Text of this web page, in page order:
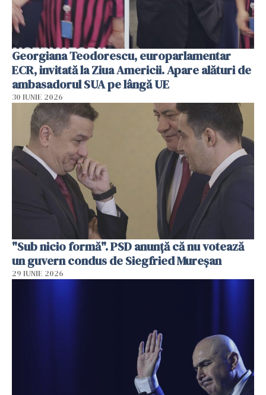
Georgiana Teodorescu, europarlamentar
ECR, invitată la Ziua Americii. Apare alături de
ambasadorul SUA pe lângă UE
30 IUNIE 2026
"Sub nicio formă". PSD anunţă că nu votează
un guvern condus de Siegfried Mureşan
29 IUNIE 2026